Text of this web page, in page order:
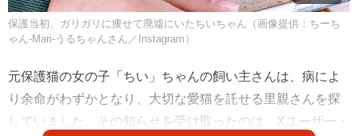
保護当初、ガリガリに痩せて廃墟にいたちいちゃん（画像提供：ちーち
ゃん-Mari-うるちゃんさん／Instagram）
元保護猫の女の子「ちい」ちゃんの飼い主さんは、病によ
り余命がわずかとなり、大切な愛猫を託せる里親さんを探
していました。その知らせを受け取ったのは、Xユーザー・